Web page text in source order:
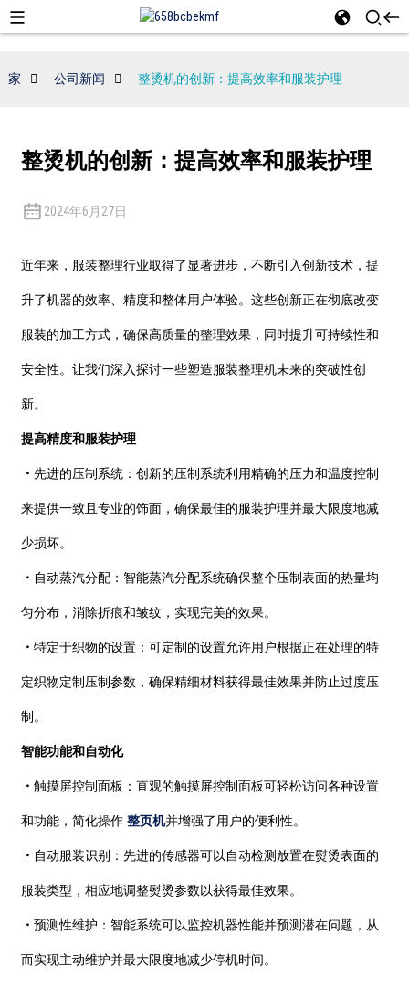
家 公司新闻 整烫机的创新：提高效率和服装护理
整烫机的创新：提高效率和服装护理
2024年6月27日
近年来，服装整理行业取得了显著进步，不断引入创新技术，提
升了机器的效率、精度和整体用户体验。这些创新正在彻底改变
服装的加工方式，确保高质量的整理效果，同时提升可持续性和
安全性。让我们深入探讨一些塑造服装整理机未来的突破性创
新。
提高精度和服装护理
・ 先进的压制系统：创新的压制系统利用精确的压力和温度控制
来提供一致且专业的饰面，确保最佳的服装护理并最大限度地减
少损坏。
・ 自动蒸汽分配：智能蒸汽分配系统确保整个压制表面的热量均
匀分布，消除折痕和皱纹，实现完美的效果。
・ 特定于织物的设置：可定制的设置允许用户根据正在处理的特
定织物定制压制参数，确保精细材料获得最佳效果并防止过度压
制。
智能功能和自动化
・ 触摸屏控制面板：直观的触摸屏控制面板可轻松访问各种设置
和功能，简化操作 整页机并增强了用户的便利性。
・ 自动服装识别：先进的传感器可以自动检测放置在熨烫表面的
服装类型，相应地调整熨烫参数以获得最佳效果。
・ 预测性维护：智能系统可以监控机器性能并预测潜在问题，从
而实现主动维护并最大限度地减少停机时间。